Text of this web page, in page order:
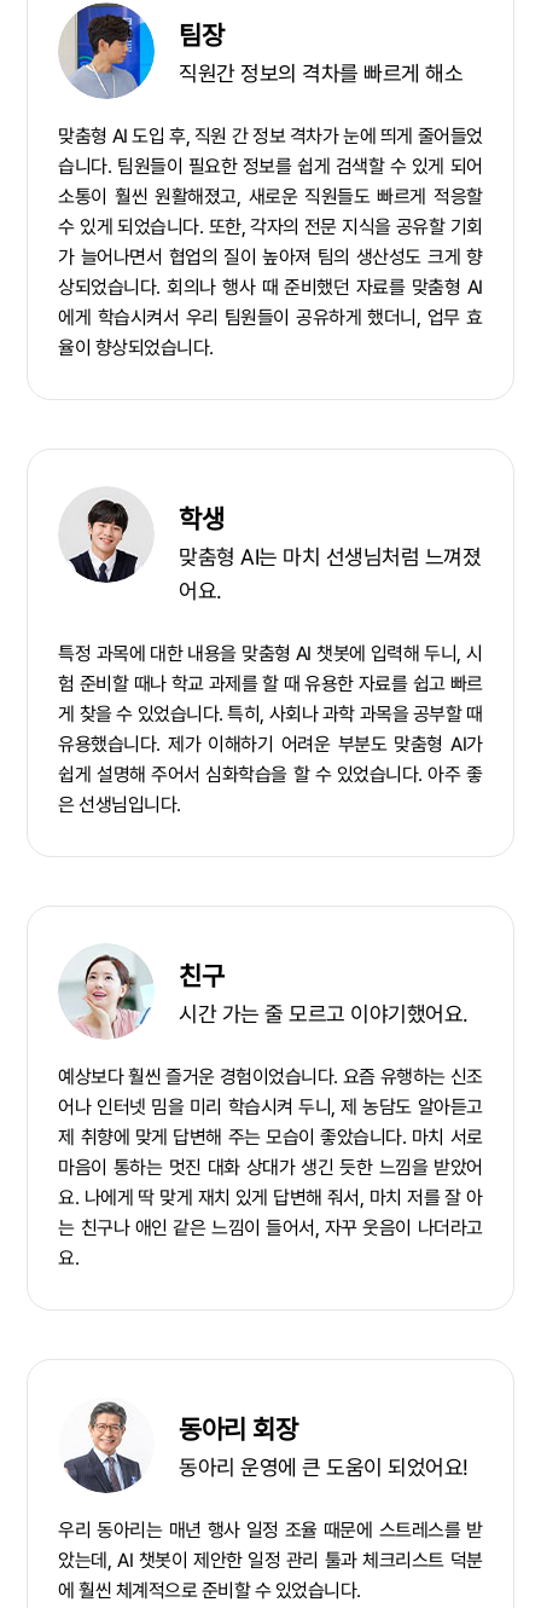
팀장
직원간 정보의 격차를 빠르게 해소
맞춤형 AI 도입 후, 직원 간 정보 격차가 눈에 띄게 줄어들었
습니다. 팀원들이 필요한 정보를 쉽게 검색할 수 있게 되어
소통이 훨씬 원활해졌고, 새로운 직원들도 빠르게 적응할
수 있게 되었습니다. 또한, 각자의 전문 지식을 공유할 기회
가 늘어나면서 협업의 질이 높아져 팀의 생산성도 크게 향
상되었습니다. 회의나 행사 때 준비했던 자료를 맞춤형 AI
에게 학습시켜서 우리 팀원들이 공유하게 했더니, 업무 효
율이 향상되었습니다.
학생
맞춤형 AI는 마치 선생님처럼 느껴졌
어요.
특정 과목에 대한 내용을 맞춤형 AI 챗봇에 입력해 두니, 시
험 준비할 때나 학교 과제를 할 때 유용한 자료를 쉽고 빠르
게 찾을 수 있었습니다. 특히, 사회나 과학 과목을 공부할 때
유용했습니다. 제가 이해하기 어려운 부분도 맞춤형 AI가
쉽게 설명해 주어서 심화학습을 할 수 있었습니다. 아주 좋
은 선생님입니다.
친구
시간 가는 줄 모르고 이야기했어요.
예상보다 훨씬 즐거운 경험이었습니다. 요즘 유행하는 신조
어나 인터넷 밈을 미리 학습시켜 두니, 제 농담도 알아듣고
제 취향에 맞게 답변해 주는 모습이 좋았습니다. 마치 서로
마음이 통하는 멋진 대화 상대가 생긴 듯한 느낌을 받았어
요. 나에게 딱 맞게 재치 있게 답변해 줘서, 마치 저를 잘 아
는 친구나 애인 같은 느낌이 들어서, 자꾸 웃음이 나더라고
요.
동아리 회장
동아리 운영에 큰 도움이 되었어요!
우리 동아리는 매년 행사 일정 조율 때문에 스트레스를 받
았는데, AI 챗봇이 제안한 일정 관리 툴과 체크리스트 덕분
에 훨씬 체계적으로 준비할 수 있었습니다.